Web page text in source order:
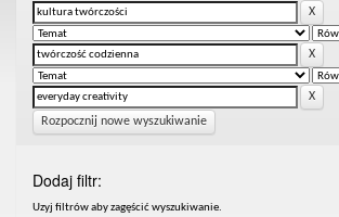
Rozpocznij nowe wyszukiwanie
Dodaj filtr:
Uzyj filtrów aby zagęścić wyszukiwanie.